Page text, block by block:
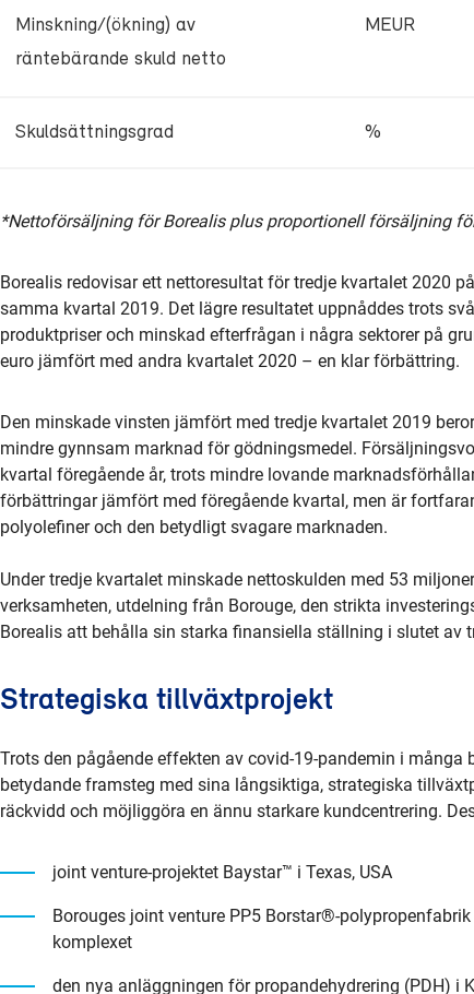
Minskning/(ökning) av
räntebärande skuld netto
MEUR
Skuldsättningsgrad %
*Nettoförsäljning för Borealis plus proportionell försäljning
Borealis redovisar ett nettoresultat för tredje kvartalet 2020
samma kvartal 2019. Det lägre resultatet uppnåddes trots
produktpriser och minskad efterfrågan i några sektorer på
euro jämfört med andra kvartalet 2020 – en klar förbättring.
Den minskade vinsten jämfört med tredje kvartalet 2019
mindre gynnsam marknad för gödningsmedel.
kvartal föregående år, trots mindre lovande
förbättringar jämfört med föregående kvartal, men är
polyolefiner och den betydligt svagare marknaden.
Under tredje kvartalet minskade nettoskulden med 53
verksamheten, utdelning från Borouge, den strikta
Borealis att behålla sin starka finansiella ställning i slutet av
Strategiska tillväxtprojekt
Trots den pågående effekten av covid-19-pandemin i
betydande framsteg med sina långsiktiga, strategiska
räckvidd och möjliggöra en ännu starkare kundcentrering.
joint venture-projektet Baystar™ i Texas, USA
Borouges joint venture PP5 Borstar®-
komplexet
den nya anläggningen för propandehydrering (PDH) i